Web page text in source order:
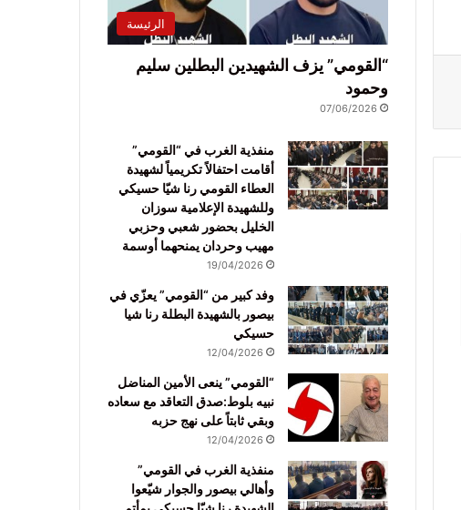
الرئيسة
“القومي” يزف الشهيدين البطلين سليم
وحمود
07/06/2026
منفذية الغرب في “القومي”
أقامت احتفالاً تكريمياً لشهيدة
العطاء القومي رنا شيّا حسيكي
وللشهيدة الإعلامية سوزان
الخليل بحضور شعبي وحزبي
مهيب وحردان يمنحهما أوسمة
19/04/2026
وفد كبير من “القومي” يعزّي في
بيصور بالشهيدة البطلة رنا شيا
حسيكي
12/04/2026
“القومي” ينعى الأمين المناضل
نبيه بلوط:صدق التعاقد مع سعاده
وبقي ثابتاً على نهج حزبه
12/04/2026
منفذية الغرب في القومي”
وأهالي بيصور والجوار شيّعوا